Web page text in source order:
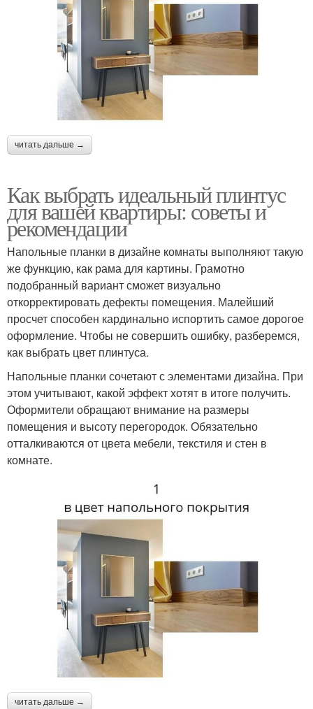
читать дальше →
Как выбрать идеальный плинтус
для вашей квартиры: советы и
рекомендации
Напольные планки в дизайне комнаты выполняют такую
же функцию, как рама для картины. Грамотно
подобранный вариант сможет визуально
откорректировать дефекты помещения. Малейший
просчет способен кардинально испортить самое дорогое
оформление. Чтобы не совершить ошибку, разберемся,
как выбрать цвет плинтуса.
Напольные планки сочетают с элементами дизайна. При
этом учитывают, какой эффект хотят в итоге получить.
Оформители обращают внимание на размеры
помещения и высоту перегородок. Обязательно
отталкиваются от цвета мебели, текстиля и стен в
комнате.
читать дальше →